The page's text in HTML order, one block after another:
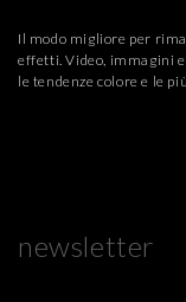
Il modo migliore per
effetti. Video, immagini
le tendenze colore e le
newsletter